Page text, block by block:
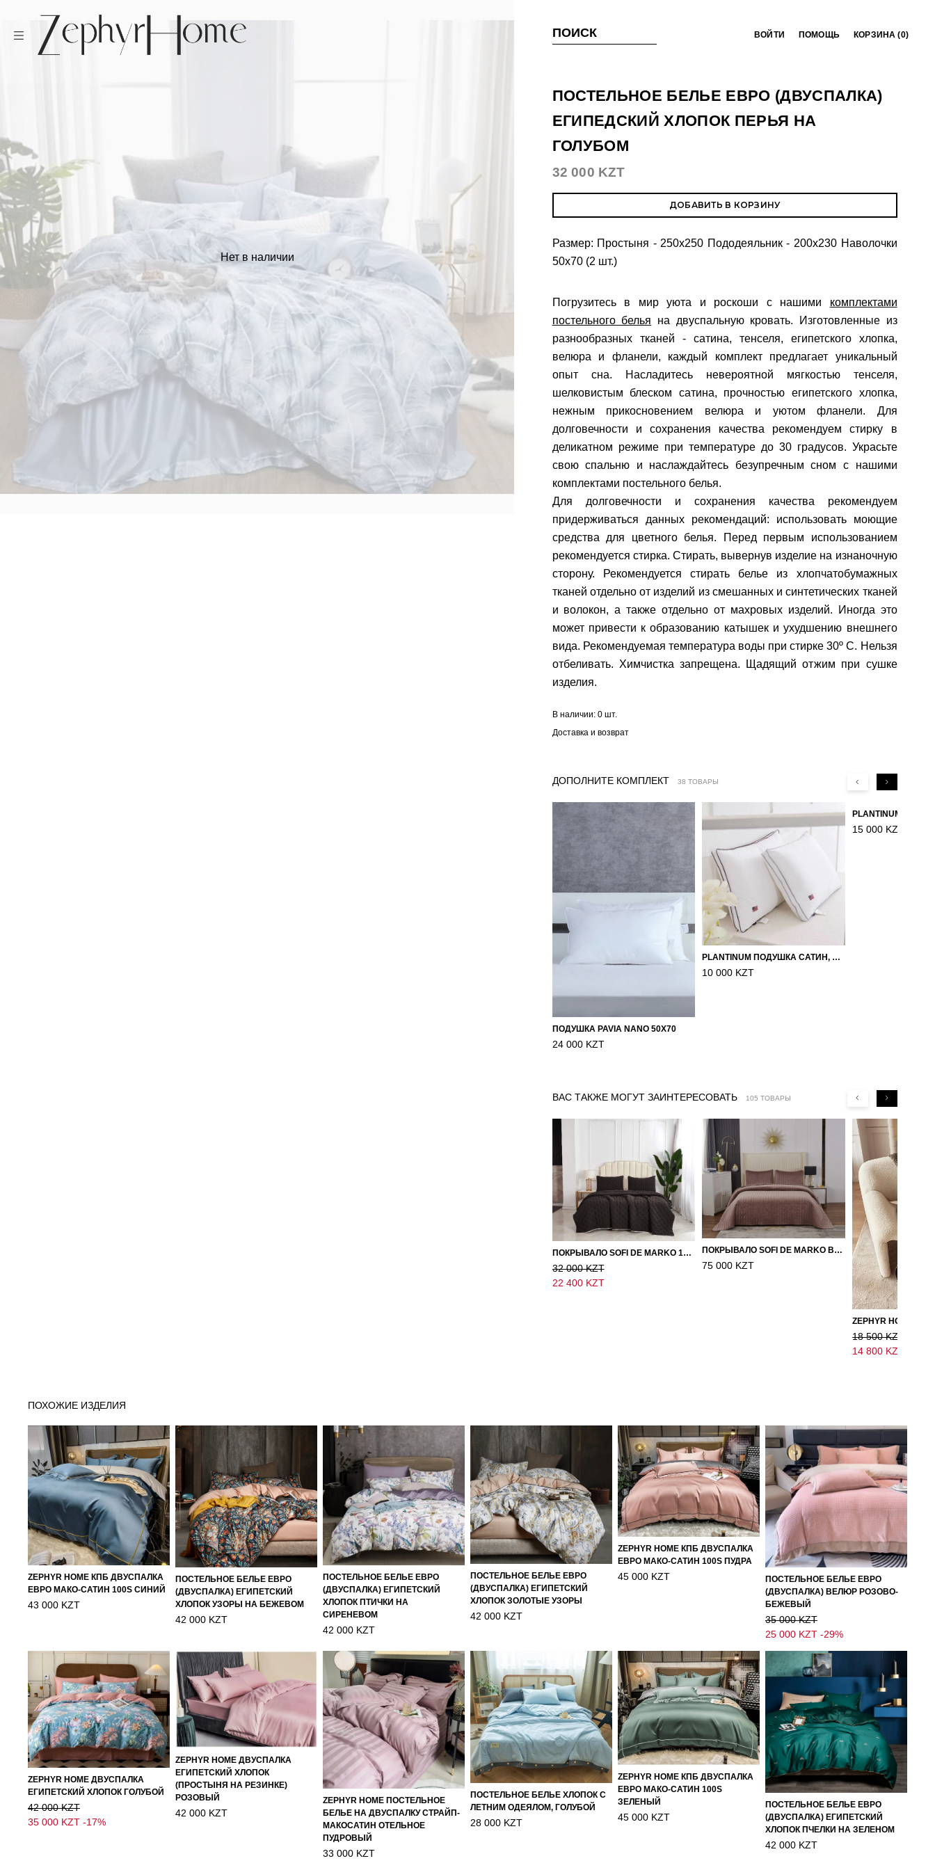
ПОИСК ВОЙТИ ПОМОЩЬ КОРЗИНА (0)
Нет в наличии
ПОСТЕЛЬНОЕ БЕЛЬЕ ЕВРО (ДВУСПАЛКА)
ЕГИПЕДСКИЙ ХЛОПОК ПЕРЬЯ НА
ГОЛУБОМ
32 000 KZT
ДОБАВИТЬ В КОРЗИНУ
Размер: Простыня - 250х250 Пододеяльник - 200х230 Наволочки
50х70 (2 шт.)
Погрузитесь в мир уюта и роскоши с нашими комплектами
постельного белья на двуспальную кровать. Изготовленные из
разнообразных тканей - сатина, тенселя, египетского хлопка,
велюра и фланели, каждый комплект предлагает уникальный
опыт сна. Насладитесь невероятной мягкостью тенселя,
шелковистым блеском сатина, прочностью египетского хлопка,
нежным прикосновением велюра и уютом фланели. Для
долговечности и сохранения качества рекомендуем стирку в
деликатном режиме при температуре до 30 градусов. Украсьте
свою спальню и наслаждайтесь безупречным сном с нашими
комплектами постельного белья.
Для долговечности и сохранения качества рекомендуем
придерживаться данных рекомендаций: использовать моющие
средства для цветного белья. Перед первым использованием
рекомендуется стирка. Стирать, вывернув изделие на изнаночную
сторону. Рекомендуется стирать белье из хлопчатобумажных
тканей отдельно от изделий из смешанных и синтетических тканей
и волокон, а также отдельно от махровых изделий. Иногда это
может привести к образованию катышек и ухудшению внешнего
вида. Рекомендуемая температура воды при стирке 30º C. Нельзя
отбеливать. Химчистка запрещена. Щадящий отжим при сушке
изделия.
В наличии: 0 шт.
Доставка и возврат
ДОПОЛНИТЕ КОМПЛЕКТ 38 ТОВАРЫ
ПОДУШКА PAVIA NANO 50X70
24 000 KZT
PLANTINUM ПОДУШКА САТИН, ШЕЛК 50Х70
10 000 KZT
ВАС ТАКЖЕ МОГУТ ЗАИНТЕРЕСОВАТЬ 105 ТОВАРЫ
ПОКРЫВАЛО SOFI DE MARKO 160×220 БРОУДИ ЧЕРНО-БЕЖЕВОЕ
32 000 KZT
22 400 KZT
ПОКРЫВАЛО SOFI DE MARKO ВЕЛЮР 240×260 ФЕРДИНАНД (МОККО)
75 000 KZT
18 500 KZT
14 800 KZT
ПОХОЖИЕ ИЗДЕЛИЯ
ZEPHYR HOME КПБ ДВУСПАЛКА
ЕВРО МАКО-САТИН 100S СИНИЙ
43 000 KZT
ПОСТЕЛЬНОЕ БЕЛЬЕ ЕВРО
(ДВУСПАЛКА) ЕГИПЕТСКИЙ
ХЛОПОК УЗОРЫ НА БЕЖЕВОМ
42 000 KZT
ПОСТЕЛЬНОЕ БЕЛЬЕ ЕВРО
(ДВУСПАЛКА) ЕГИПЕТСКИЙ
ХЛОПОК ПТИЧКИ НА
СИРЕНЕВОМ
42 000 KZT
ПОСТЕЛЬНОЕ БЕЛЬЕ ЕВРО
(ДВУСПАЛКА) ЕГИПЕТСКИЙ
ХЛОПОК ЗОЛОТЫЕ УЗОРЫ
42 000 KZT
ZEPHYR HOME КПБ ДВУСПАЛКА
ЕВРО МАКО-САТИН 100S ПУДРА
45 000 KZT
ПОСТЕЛЬНОЕ БЕЛЬЕ ЕВРО
(ДВУСПАЛКА) ВЕЛЮР РОЗОВО-
БЕЖЕВЫЙ
35 000 KZT
25 000 KZT -29%
ZEPHYR HOME ДВУСПАЛКА
ЕГИПЕТСКИЙ ХЛОПОК ГОЛУБОЙ
42 000 KZT
35 000 KZT -17%
ZEPHYR HOME ДВУСПАЛКА
ЕГИПЕТСКИЙ ХЛОПОК
(ПРОСТЫНЯ НА РЕЗИНКЕ)
РОЗОВЫЙ
42 000 KZT
ZEPHYR HOME ПОСТЕЛЬНОЕ
БЕЛЬЕ НА ДВУСПАЛКУ СТРАЙП-
МАКОСАТИН ОТЕЛЬНОЕ
ПУДРОВЫЙ
33 000 KZT
ПОСТЕЛЬНОЕ БЕЛЬЕ ХЛОПОК С
ЛЕТНИМ ОДЕЯЛОМ, ГОЛУБОЙ
28 000 KZT
ZEPHYR HOME КПБ ДВУСПАЛКА
ЕВРО МАКО-САТИН 100S
ЗЕЛЕНЫЙ
45 000 KZT
ПОСТЕЛЬНОЕ БЕЛЬЕ ЕВРО
(ДВУСПАЛКА) ЕГИПЕТСКИЙ
ХЛОПОК ПЧЕЛКИ НА ЗЕЛЕНОМ
42 000 KZT